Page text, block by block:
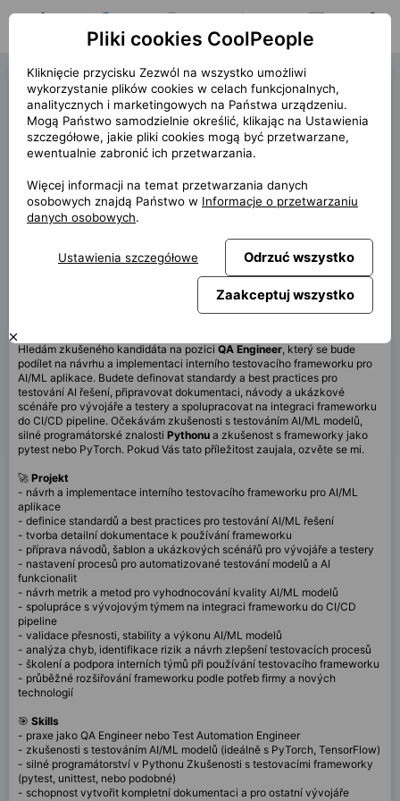
Oferty pracy Moje aplikacje Powiadomienia Wiadomości
QA Engineer (42841)
« wstecz
Lokalizacja
Praha
rozpoczęcia
Umowa
Kontrakt przez CP
Ta oferta nie jest aktualnie dostępna
Hledám zkušeného kandidáta na pozici QA Engineer, který se bude
podílet na návrhu a implementaci interního testovacího frameworku pro
AI/ML aplikace. Budete definovat standardy a best practices pro
testování AI řešení, připravovat dokumentaci, návody a ukázkové
scénáře pro vývojáře a testery a spolupracovat na integraci frameworku
do CI/CD pipeline. Očekávám zkušenosti s testováním AI/ML modelů,
silné programátorské znalosti Pythonu a zkušenost s frameworky jako
pytest nebo PyTorch. Pokud Vás tato příležitost zaujala, ozvěte se mi.
🚀 Projekt
- návrh a implementace interního testovacího frameworku pro AI/ML
aplikace
- definice standardů a best practices pro testování AI/ML řešení
- tvorba detailní dokumentace k používání frameworku
- příprava návodů, šablon a ukázkových scénářů pro vývojáře a testery
- nastavení procesů pro automatizované testování modelů a AI
funkcionalit
- návrh metrik a metod pro vyhodnocování kvality AI/ML modelů
- spolupráce s vývojovým týmem na integraci frameworku do CI/CD
pipeline
- validace přesnosti, stability a výkonu AI/ML modelů
- analýza chyb, identifikace rizik a návrh zlepšení testovacích procesů
- školení a podpora interních týmů při používání testovacího frameworku
- průběžné rozšiřování frameworku podle potřeb firmy a nových
technologií
🎯 Skills
- praxe jako QA Engineer nebo Test Automation Engineer
- zkušenosti s testováním AI/ML modelů (ideálně s PyTorch, TensorFlow)
- silné programátorství v Pythonu Zkušenosti s testovacími frameworky
(pytest, unittest, nebo podobné)
- schopnost vytvořit kompletní dokumentaci a pro ostatní vývojáře
Pliki cookies CoolPeople
Kliknięcie przycisku Zezwól na wszystko umożliwi
wykorzystanie plików cookies w celach funkcjonalnych,
analitycznych i marketingowych na Państwa urządzeniu.
Mogą Państwo samodzielnie określić, klikając na Ustawienia
szczegółowe, jakie pliki cookies mogą być przetwarzane,
ewentualnie zabronić ich przetwarzania.
Więcej informacji na temat przetwarzania danych
osobowych znajdą Państwo w Informacje o przetwarzaniu
danych osobowych.
Ustawienia szczegółowe Odrzuć wszystko
Zaakceptuj wszystko